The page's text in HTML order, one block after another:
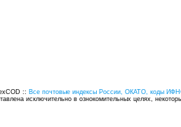
:: Все почтовые индексы России, ОКАТО, коды
исключительно в ознокомительных целях,